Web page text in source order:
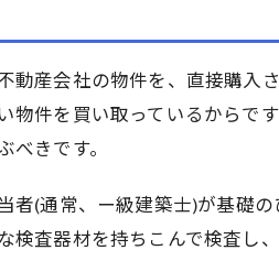
産会社の物件を、直接購入
件を買い取っているからで
きです。
(通常、ー級建築士)が基礎
査器材を持ちこんで検査し